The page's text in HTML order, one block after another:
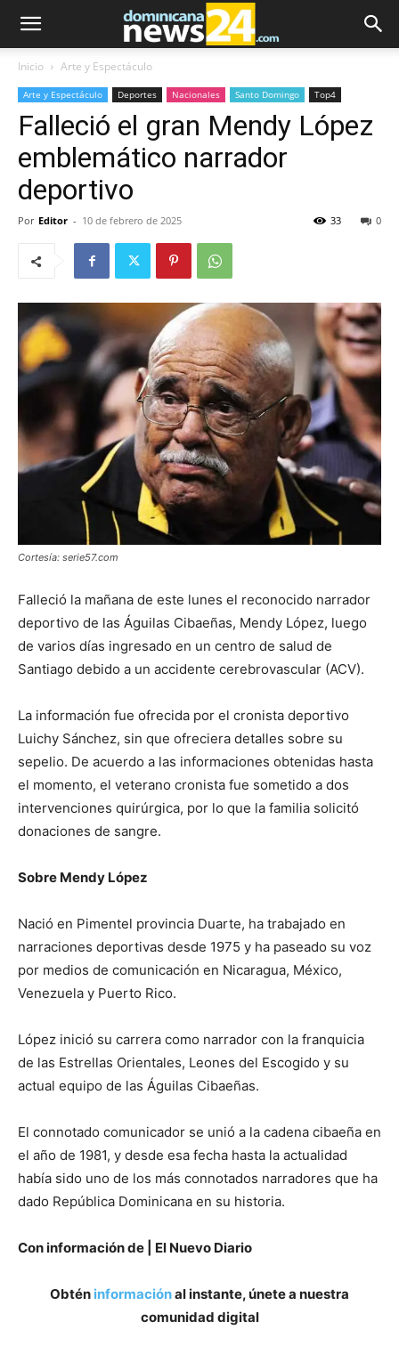
Inicio Arte y Espectáculo
Arte y Espectáculo Deportes Nacionales Santo Domingo Top4
Falleció el gran Mendy López
emblemático narrador
deportivo
Por Editor - 10 de febrero de 2025 0
33
Cortesía: serie57.com
Falleció la mañana de este lunes el reconocido narrador
deportivo de las Águilas Cibaeñas, Mendy López, luego
de varios días ingresado en un centro de salud de
Santiago debido a un accidente cerebrovascular (ACV).
La información fue ofrecida por el cronista deportivo
Luichy Sánchez, sin que ofreciera detalles sobre su
sepelio. De acuerdo a las informaciones obtenidas hasta
el momento, el veterano cronista fue sometido a dos
intervenciones quirúrgica, por lo que la familia solicitó
donaciones de sangre.
Sobre Mendy López
Nació en Pimentel provincia Duarte, ha trabajado en
narraciones deportivas desde 1975 y ha paseado su voz
por medios de comunicación en Nicaragua, México,
Venezuela y Puerto Rico.
López inició su carrera como narrador con la franquicia
de las Estrellas Orientales, Leones del Escogido y su
actual equipo de las Águilas Cibaeñas.
El connotado comunicador se unió a la cadena cibaeña en
el año de 1981, y desde esa fecha hasta la actualidad
había sido uno de los más connotados narradores que ha
dado República Dominicana en su historia.
Con información de | El Nuevo Diario
Obtén informaciónal instante, únete a nuestra
comunidad digital